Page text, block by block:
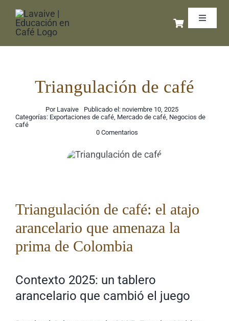
Saltar
Toggle
Inicio
Cursos
Triangulación de café
Por Lavaive
Publicado el: noviembre 10, 2025
Categorías: Exportaciones de café, Mercado de café, Negocios de
café
0 Comentarios
café
Triangulación de café: el atajo
arancelario que amenaza la
prima de Colombia
Contexto 2025: un tablero
arancelario que cambió el juego